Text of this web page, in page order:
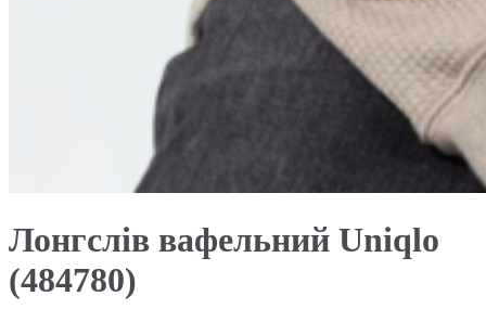
Лонгслів вафельний Uniqlo
(484780)